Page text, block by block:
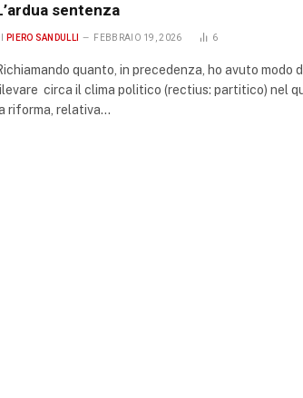
sentenza
PIERO SANDULLI FEBBRAIO 19, 2026 6
quanto, in precedenza, ho avuto modo
circa il clima politico (rectius: partitico) nel
riforma, relativa…